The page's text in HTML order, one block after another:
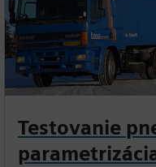
Testovanie